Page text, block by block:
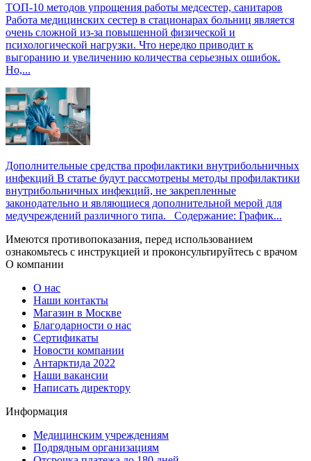
ТОП-10 методов упрощения работы медсестер, санитаров
Работа медицинских сестер в стационарах больниц является
очень сложной из-за повышенной физической и
психологической нагрузки. Что нередко приводит к
выгоранию и увеличению количества серьезных ошибок.
Но,...
Дополнительные средства профилактики внутрибольничных
инфекций В статье будут рассмотрены методы профилактики
внутрибольничных инфекций, не закрепленные
законодательно и являющиеся дополнительной мерой для
медучреждений различного типа. Содержание: График...
Имеются противопоказания, перед использованием
ознакомьтесь с инструкцией и проконсультируйтесь с врачом
О компании
О нас
Наши контакты
Магазин в Москве
Благодарности о нас
Сертификаты
Новости компании
Антарктида 2022
Наши вакансии
Написать директору
Информация
Медицинским учреждениям
Подрядным организациям